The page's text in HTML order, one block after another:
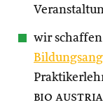
wir
bio austria